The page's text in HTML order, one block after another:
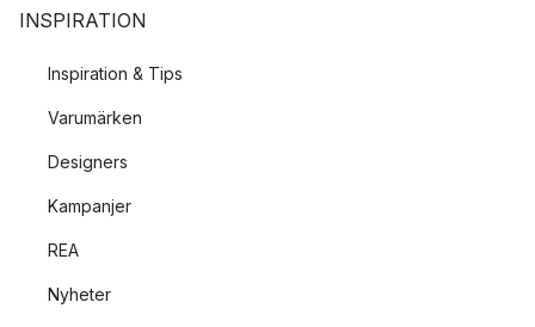
INSPIRATION
Inspiration & Tips
Varumärken
Designers
Kampanjer
REA
Nyheter